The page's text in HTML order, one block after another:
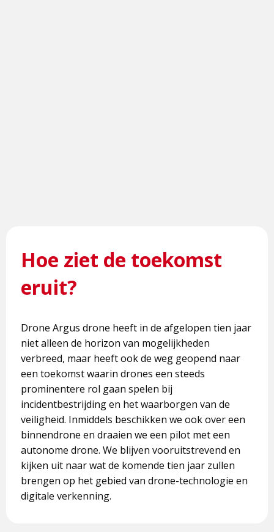
Hoe ziet de toekomst
eruit?
Drone Argus drone heeft in de afgelopen tien jaar
niet alleen de horizon van mogelijkheden
verbreed, maar heeft ook de weg geopend naar
een toekomst waarin drones een steeds
prominentere rol gaan spelen bij
incidentbestrijding en het waarborgen van de
veiligheid. Inmiddels beschikken we ook over een
binnendrone en draaien we een pilot met een
autonome drone. We blijven vooruitstrevend en
kijken uit naar wat de komende tien jaar zullen
brengen op het gebied van drone-technologie en
digitale verkenning.